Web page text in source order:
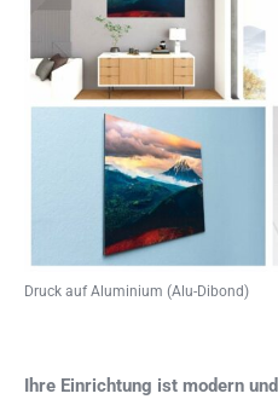
Druck auf Aluminium (Alu-Dibond)
Ihre Einrichtung ist modern